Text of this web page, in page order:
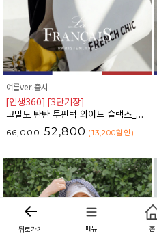
뒤로가기 메뉴 홈
여름ver.출시
[인생360] [3단기장]
고밀도 탄탄 투핀턱 와이드 슬랙스_F6S169SL
66,000 52,800 (13,200할인 )